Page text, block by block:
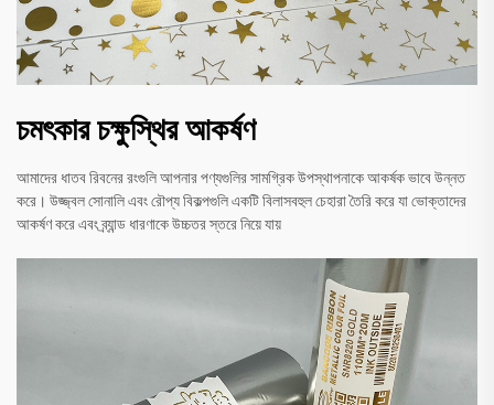
চমৎকার চক্ষুস্থির আকর্ষণ
আমাদের ধাতব রিবনের রংগুলি আপনার পণ্যগুলির সামগ্রিক উপস্থাপনাকে আকর্ষক ভাবে উন্নত
করে। উজ্জ্বল সোনালি এবং রৌপ্য বিকল্পগুলি একটি বিলাসবহুল চেহারা তৈরি করে যা ভোক্তাদের
আকর্ষণ করে এবং ব্র্যান্ড ধারণাকে উচ্চতর স্তরে নিয়ে যায়